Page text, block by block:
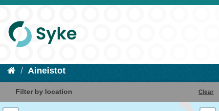
Aineistot
Filter by location Clear